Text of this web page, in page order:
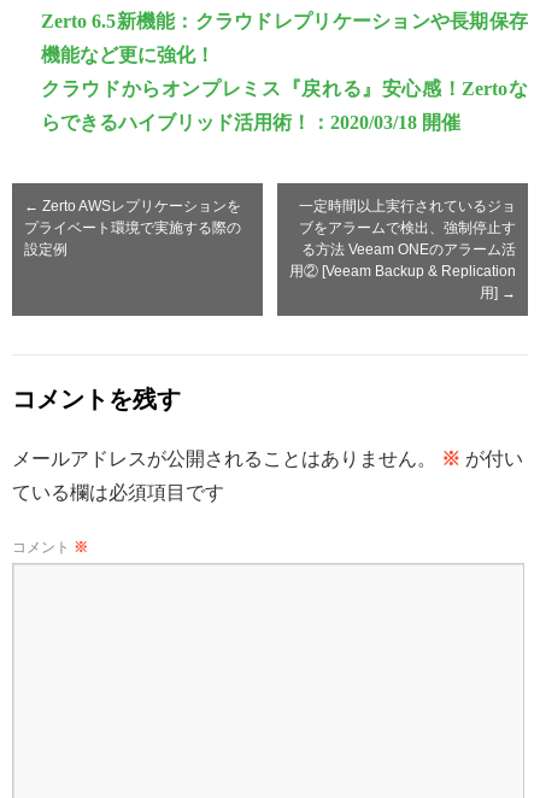
Zerto 6.5新機能：クラウドレプリケーションや長期保存
機能など更に強化！
クラウドからオンプレミス『戻れる』安心感！Zertoな
らできるハイブリッド活用術！：2020/03/18 開催
← Zerto AWSレプリケーションを
プライベート環境で実施する際の
設定例
一定時間以上実行されているジョ
ブをアラームで検出、強制停止す
る方法 Veeam ONEのアラーム活
用② [Veeam Backup & Replication
用] →
コメントを残す
メールアドレスが公開されることはありません。 ※ が付い
ている欄は必須項目です
コメント ※